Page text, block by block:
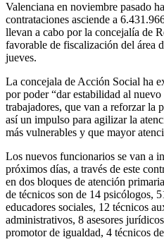
Valenciana en noviembre pasado
contrataciones asciende a
llevan a cabo por la concejalía de
favorable de fiscalización del área
jueves.
La concejala de Acción Social ha
por poder “dar estabilidad al
trabajadores, que van a reforzar la
así un impulso para agilizar la
más vulnerables y que mayor
Los nuevos funcionarios se van a
próximos días, a través de este
en dos bloques de atención
de técnicos son de 14 psicólogos,
educadores sociales, 12 técnicos
administrativos, 8 asesores
promotor de igualdad, 4 técnicos